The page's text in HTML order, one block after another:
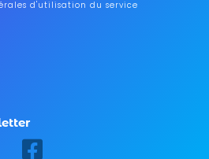
d'utilisation du service